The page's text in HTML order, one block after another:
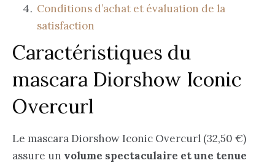
Conditions d’achat et évaluation de la
satisfaction
Caractéristiques du
mascara Diorshow Iconic
Overcurl
Le mascara Diorshow Iconic Overcurl (32,50 €)
assure un volume spectaculaire et une tenue